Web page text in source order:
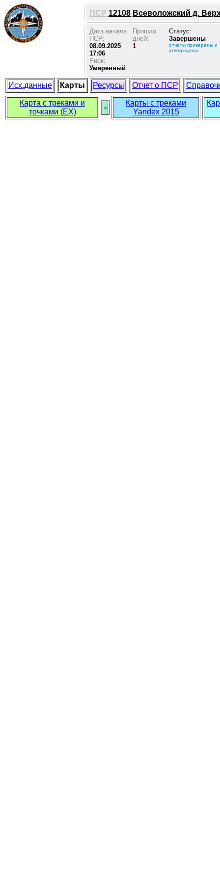
ПСР 12108 Всеволожский д.
Дата начала
ПСР:
08.09.2025
17:06
Риск:
Умеренный
Прошло
дней:
1
Статус:
Завершены
отчеты проверены и
утверждены
Исх.данные Карты Ресурсы Отчет о ПСР
Карта с треками и
точками (EX)
-
Карты с треками
Yandex 2015